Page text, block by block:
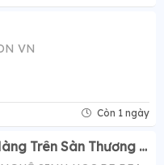
VN
Còn 1 ngày
Tuyển Quản Lý Tiếp Thị Bán Hàng Trên Sàn Thương Mại Điện Tử ( Tiktok Shop)- Mức Lương Hấp Dẫn 12-20 Triệu